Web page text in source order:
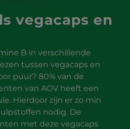
vegacaps en
B in verschillende
tussen vegacaps en
puur? 80% van de
van AOV heeft een
Hierdoor zijn er zo min
nodig. De
met deze vegacaps